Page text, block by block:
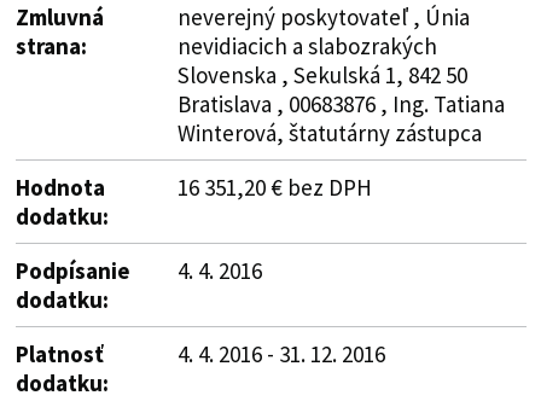
Zmluvná
strana:
neverejný poskytovateľ , Únia
nevidiacich a slabozrakých
Slovenska , Sekulská 1, 842 50
Bratislava , 00683876 , Ing. Tatiana
Winterová, štatutárny zástupca
Hodnota
dodatku:
16 351,20 € bez DPH
Podpísanie
dodatku:
4. 4. 2016
Platnosť
dodatku:
4. 4. 2016 - 31. 12. 2016